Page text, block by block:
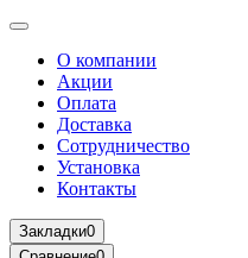
О компании
Акции
Оплата
Доставка
Сотрудничество
Установка
Контакты
Закладки0